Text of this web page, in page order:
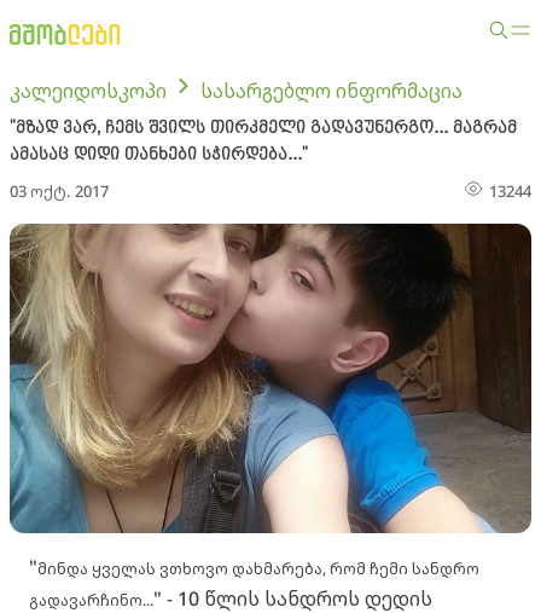
კალეიდოსკოპი სასარგებლო ინფორმაცია
"მზად ვარ, ჩემს შვილს თირკმელი გადავუნერგო... მაგრამ
ამასაც დიდი თანხები სჭირდება..."
03 ოქტ. 2017 13244
"მინდა ყველას ვთხოვო დახმარება, რომ ჩემი სანდრო
გადავარჩინო..." - 10 წლის სანდროს დედის